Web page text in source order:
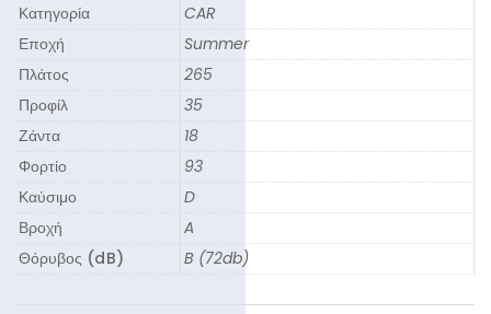
Κατηγορία
CAR
Εποχή
Summer
Πλάτος
265
Προφίλ
35
Ζάντα
18
Φορτίο
93
Καύσιμο
D
Βροχή
A
Θόρυβος (dB)
B (72db)